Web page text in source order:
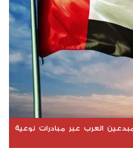
العرب عبر مبادرات نوعية